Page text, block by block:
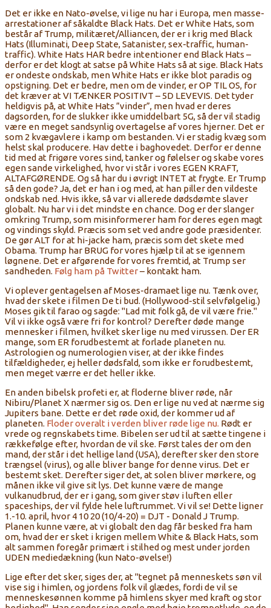
Det er ikke en Nato-øvelse, vi lige nu har i Europa, men masse-
arrestationer af såkaldte Black Hats. Det er White Hats, som
består af Trump, militæret/Alliancen, der er i krig med Black
Hats (Illuminati, Deep State, Satanister, sex-traffic, human-
traffic). White Hats HAR bedre intentioner end Black Hats –
derfor er det klogt at satse på White Hats så at sige. Black Hats
er ondeste ondskab, men White Hats er ikke blot paradis og
opstigning. Det er bedre, men om de vinder, er OP TIL OS, for
det kræver at VI TÆNKER POSITIVT – 5D LEVEVIS. Det tyder
heldigvis på, at White Hats ”vinder”, men hvad er deres
dagsorden, for de slukker ikke umiddelbart 5G, så der vil stadig
være en meget sandsynlig overtagelse af vores hjerner. Det er
som 2 kvægavlere i kamp om bestanden. Vi er stadig kvæg som
helst skal producere. Hav dette i baghovedet. Derfor er denne
tid med at frigøre vores sind, tanker og følelser og skabe vores
egen sande virkelighed, hvor vi står i vores EGEN KRAFT,
ALTAFGØRENDE. Og så har du i øvrigt INTET at frygte. Er Trump
så den gode? Ja, det er han i og med, at han piller den vildeste
ondskab ned. Hvis ikke, så var vi allerede dødsdømte slaver
globalt. Nu har vi i det mindste en chance. Dog er der slanger
omkring Trump, som misinformerer ham for deres egen magt
og vindings skyld. Præcis som set ved andre gode præsidenter.
De gør ALT for at hi-jacke ham, præcis som det skete med
Obama. Trump har BRUG for vores hjælp til at se igennem
løgnene. Det er afgørende for vores fremtid, at Trump ser
sandheden. Følg ham på Twitter– kontakt ham.
Vi oplever gentagelsen af ​​Moses-dramaet lige nu. Tænk over,
hvad der skete i filmen De ti bud. (Hollywood-stil selvfølgelig.)
Moses gik til farao og sagde: "Lad mit folk gå, de vil være frie."
Vil vi ikke også være fri for kontrol? Derefter døde mange
mennesker i filmen, hvilket sker lige nu med virussen. Der ER
mange, som ER forudbestemt at forlade planeten nu.
Astrologien og numerologien viser, at der ikke findes
tilfældigheder, ej heller dødsfald, som ikke er forudbestemt,
men meget værre er det heller ikke.
En anden bibelsk profeti er, at floderne bliver røde, når
Nibiru/Planet X nærmer sig os. Den er lige nu ved at nærme sig
Jupiters bane. Dette er det røde oxid, der kommer ud af
planeten. Floder overalt i verden bliver røde lige nu. Rødt er
vrede og regnskabets time. Bibelen ser ud til at sætte tingene i
rækkefølge efter, hvordan de vil ske. Først tales der om den
mand, der står i det hellige land (USA), derefter sker den store
trængsel (virus), og alle bliver bange for denne virus. Det er
bestemt sket. Derefter siger det, at solen bliver mørkere, og
månen ikke vil give sit lys. Det kunne være de mange
vulkanudbrud, der er i gang, som giver støv i luften eller
spaceships, der vil fylde hele luftrummet. Vi vil se! Dette ligner
1.-10. april, hvor 4 10 20 (10/4-20) = DJT - Donald J Trump.
Planen kunne være, at vi globalt den dag får besked fra ham
om, hvad der er sket i krigen mellem White & Black Hats, som
alt sammen foregår primært i stilhed og mest under jorden
UDEN mediedækning (kun Nato-øvelse!)
Lige efter det sker, siges der, at "tegnet på menneskets søn vil
vise sig i himlen, og jordens folk vil glædes, fordi de vil se
menneskesønnen komme på himlens skyer med kraft og stor